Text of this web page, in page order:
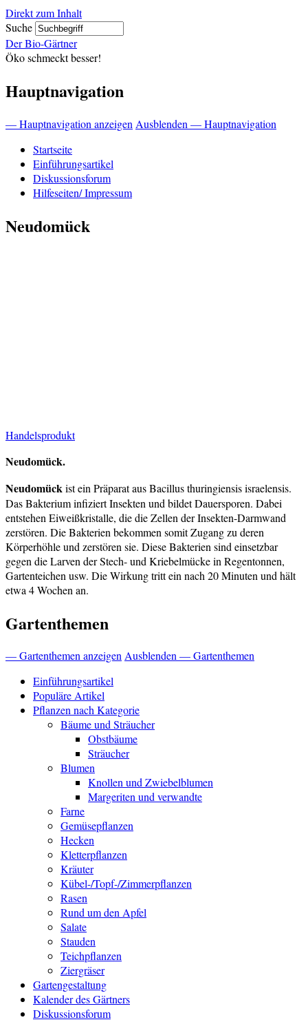
Direkt zum Inhalt
Suche
Der Bio-Gärtner
Öko schmeckt besser!
Hauptnavigation
— Hauptnavigation anzeigen Ausblenden — Hauptnavigation
Startseite
Einführungsartikel
Diskussionsforum
Hilfeseiten/ Impressum
Neudomück
Handelsprodukt
Neudomück.
Neudomückist ein Präparat aus Bacillus thuringiensis israelensis.
Das Bakterium infiziert Insekten und bildet Dauersporen. Dabei
entstehen Eiweißkristalle, die die Zellen der Insekten-Darmwand
zerstören. Die Bakterien bekommen somit Zugang zu deren
Körperhöhle und zerstören sie. Diese Bakterien sind einsetzbar
gegen die Larven der Stech- und Kriebelmücke in Regentonnen,
Gartenteichen usw. Die Wirkung tritt ein nach 20 Minuten und hält
etwa 4 Wochen an.
Gartenthemen
— Gartenthemen anzeigenAusblenden — Gartenthemen
Einführungsartikel
Populäre Artikel
Pflanzen nach Kategorie
Bäume und Sträucher
Obstbäume
Sträucher
Blumen
Knollen und Zwiebelblumen
Margeriten und verwandte
Farne
Gemüsepflanzen
Hecken
Kletterpflanzen
Kräuter
Kübel-/Topf-/Zimmerpflanzen
Rasen
Rund um den Apfel
Salate
Stauden
Teichpflanzen
Ziergräser
Gartengestaltung
Kalender des Gärtners
Diskussionsforum